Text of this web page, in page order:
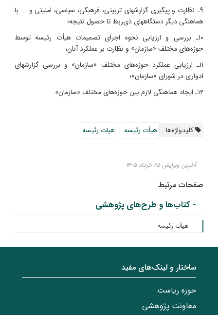
۹ـ نظارت و پیگیری گزارشهای تربیتی، فرهنگی، سیاسی، امنیتی و ... با
هماهنگی دیگر دستگاههای ذی‌ربط تا حصول نتیجه؛
۱۰ـ بررسی و ارزیابی نحوه اجرای تصمیمات هیأت رئیسه توسط
حوزه‌های مختلف «سازمان» و نظارت بر عملکرد آنان؛
۱۱ـ ارزیابی عملکرد حوزه‌های مختلف «سازمان» و بررسی گزارشهای
ادواری در شورای «سازمان»؛
۱۲ـ ایجاد هماهنگی لازم بین حوزه‌های مختلف «سازمان».
کلیدواژه‌ها: هیأت رئیسه هیات رئیسه
آخرین ویرایش ۲۵ خرداد ۱۴۰۵
صفحات مرتبط
- کتاب‌ها و طرح‌های پژوهشی
- هیأت رئیسه
ساختار‌‌ و‌‌ لینک‌های مفید
حوزه ریاست
معاونت پژوهشی